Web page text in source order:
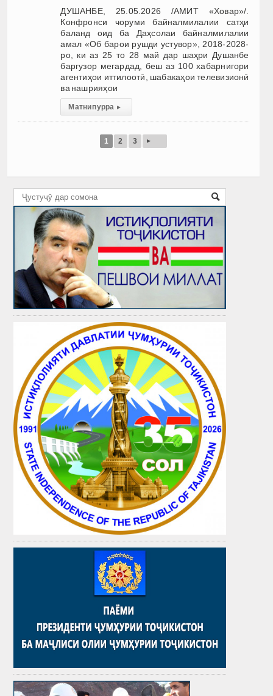
ДУШАНБЕ, 25.05.2026 /АМИТ «Ховар»/.
Конфронси чоруми байналмилалии сатҳи
баланд оид ба Даҳсолаи байналмилалии
амал «Об барои рушди устувор», 2018-2028-
ро, ки аз 25 то 28 май дар шаҳри Душанбе
баргузор мегардад, беш аз 100 хабарнигори
агентиҳои иттилоотӣ, шабакаҳои телевизионӣ
ва нашрияҳои
Матни пурра ▸
1 2 3 ▸